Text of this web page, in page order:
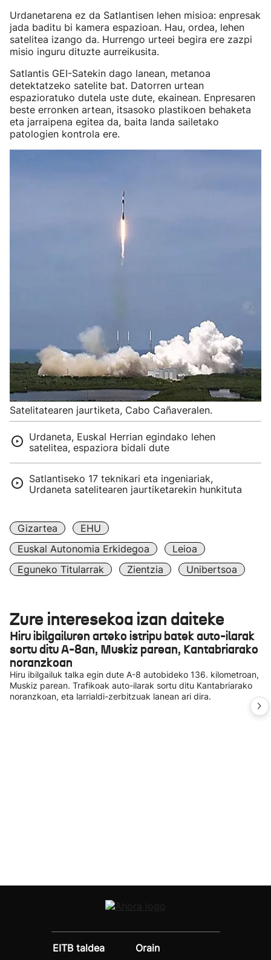
Urdanetarena ez da Satlantisen lehen misioa: enpresak
jada baditu bi kamera espazioan. Hau, ordea, lehen
satelitea izango da. Hurrengo urteei begira ere zazpi
misio inguru dituzte aurreikusita.
Satlantis GEI-Satekin dago lanean, metanoa
detektatzeko satelite bat. Datorren urtean
espazioratuko dutela uste dute, ekainean. Enpresaren
beste erronken artean, itsasoko plastikoen behaketa
eta jarraipena egitea da, baita landa sailetako
patologien kontrola ere.
Satelitatearen jaurtiketa, Cabo Cañaveralen.
Urdaneta, Euskal Herrian egindako lehen
satelitea, espaziora bidali dute
Satlantiseko 17 teknikari eta ingeniariak,
Urdaneta satelitearen jaurtiketarekin hunkituta
Gizartea
EHU
Euskal Autonomia Erkidegoa
Leioa
Eguneko Titularrak
Zientzia Unibertsoa
Zure interesekoa izan daiteke
Hiru ibilgailuren arteko istripu batek auto-ilarak
sortu ditu A-8an, Muskiz parean, Kantabriarako
noranzkoan
Hiru ibilgailuk talka egin dute A-8 autobideko 136. kilometroan,
Muskiz parean. Trafikoak auto-ilarak sortu ditu Kantabriarako
noranzkoan, eta larrialdi-zerbitzuak lanean ari dira.
EITB taldea Orain